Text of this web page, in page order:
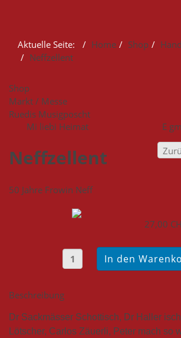
Aktuelle Seite: Home Shop
Neffzellent
Shop
Markt / Messe
Ruedis Musigposcht
Mi liebi Heimat
E
Neffzellent
50 Jahre Frowin Neff
27,00
Beschreibung
Dr Sackmässer Schottisch, Dr Haller
Lötscher, Carlos Zäuerli, Peter mach so